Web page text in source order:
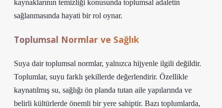
kaynaklarının temizliği konusunda toplumsal adaletin
sağlanmasında hayati bir rol oynar.
Toplumsal Normlar ve Sağlık
Suya dair toplumsal normlar, yalnızca hijyenle ilgili değildir.
Toplumlar, suyu farklı şekillerde değerlendirir. Özellikle
kaynatılmış su, sağlığı ön planda tutan aile yapılarında ve
belirli kültürlerde önemli bir yere sahiptir. Bazı toplumlarda,